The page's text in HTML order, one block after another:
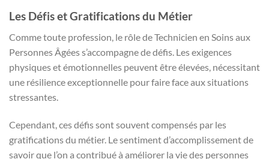
Les Défis et Gratifications du Métier
Comme toute profession, le rôle de Technicien en Soins aux
Personnes Âgées s’accompagne de défis. Les exigences
physiques et émotionnelles peuvent être élevées, nécessitant
une résilience exceptionnelle pour faire face aux situations
stressantes.
Cependant, ces défis sont souvent compensés par les
gratifications du métier. Le sentiment d’accomplissement de
savoir que l’on a contribué à améliorer la vie des personnes